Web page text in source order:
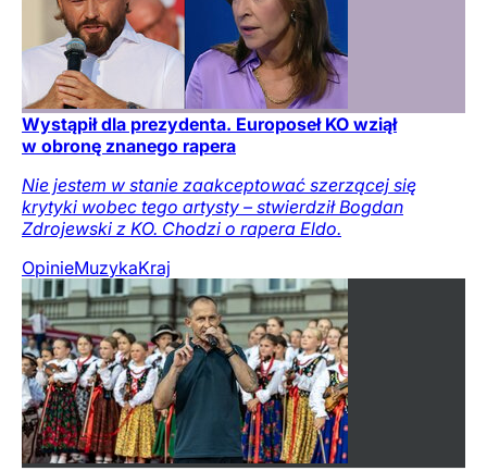
Wystąpił dla prezydenta. Europoseł KO wziął
w obronę znanego rapera
Nie jestem w stanie zaakceptować szerzącej się
krytyki wobec tego artysty – stwierdził Bogdan
Zdrojewski z KO. Chodzi o rapera Eldo.
OpinieMuzykaKraj